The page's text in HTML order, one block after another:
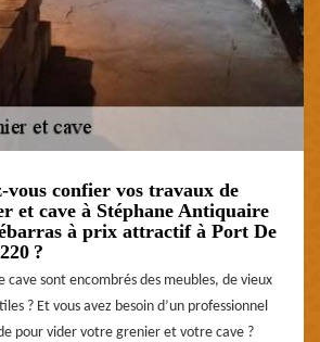
vous confier vos travaux de
et cave à Stéphane Antiquaire
à prix attractif à Port De
?
sont encombrés des meubles, de vieux
? Et vous avez besoin d’un professionnel
pour vider votre grenier et votre cave ?